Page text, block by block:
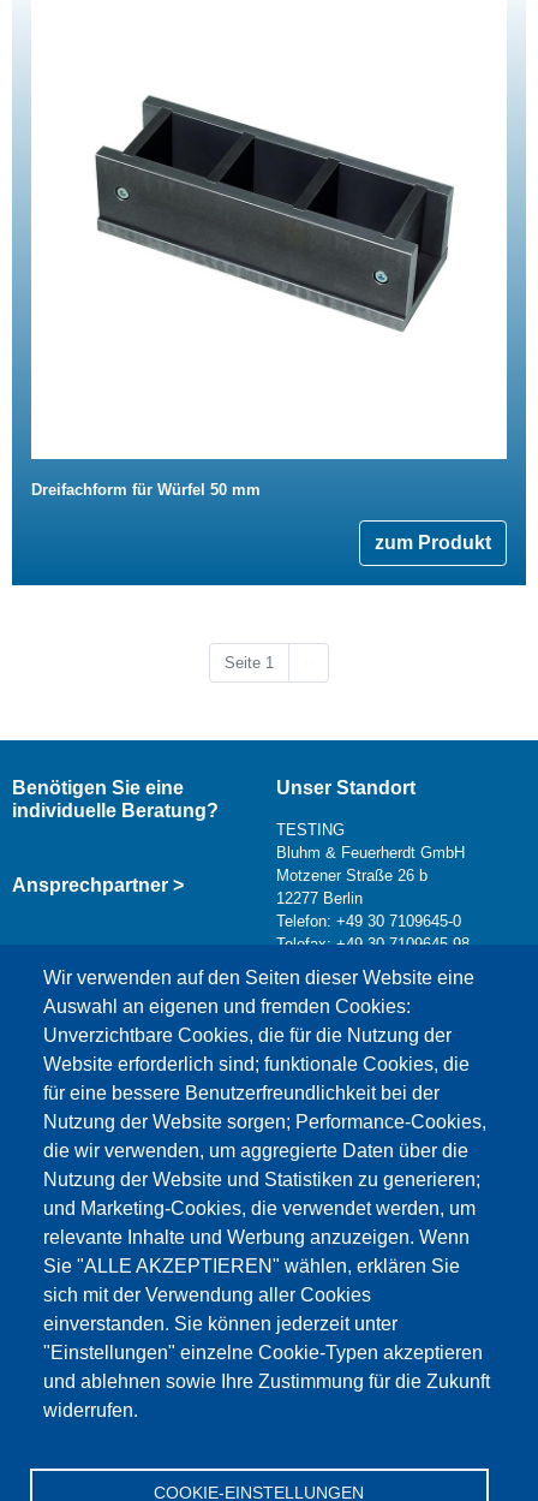
Dreifachform für Würfel 50 mm
zum Produkt
Seite 1
Wir verwenden auf den Seiten dieser Website eine
Auswahl an eigenen und fremden Cookies:
Unverzichtbare Cookies, die für die Nutzung der
Website erforderlich sind; funktionale Cookies, die
für eine bessere Benutzerfreundlichkeit bei der
Nutzung der Website sorgen; Performance-Cookies,
die wir verwenden, um aggregierte Daten über die
Nutzung der Website und Statistiken zu generieren;
und Marketing-Cookies, die verwendet werden, um
relevante Inhalte und Werbung anzuzeigen. Wenn
Sie "ALLE AKZEPTIEREN" wählen, erklären Sie
sich mit der Verwendung aller Cookies
einverstanden. Sie können jederzeit unter
"Einstellungen" einzelne Cookie-Typen akzeptieren
und ablehnen sowie Ihre Zustimmung für die Zukunft
widerrufen.
COOKIE-EINSTELLUNGEN
Benötigen Sie eine
individuelle Beratung?
Ansprechpartner >
Unser Standort
TESTING
Bluhm & Feuerherdt GmbH
Motzener Straße 26 b
12277 Berlin
Telefon: +49 30 7109645-0
Telefax: +49 30 7109645-98
info@testing.de
Dieser Inhalt ist blockiert, da die Google Maps
Cookies nicht akzeptiert wurden.
NUR DIE GOOGLE MAPS COOKIES
AKZEPTIEREN.
Alle Cookies akzeptieren